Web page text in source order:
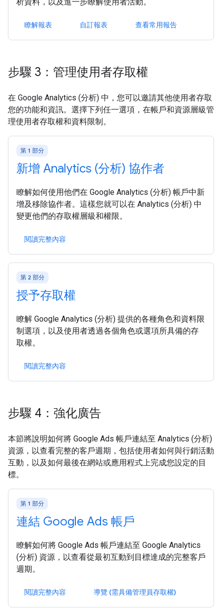
瞭解報表 自訂報表 查看常用報告
步驟 3：管理使用者存取權
在 Google Analytics (分析) 中，您可以邀請其他使用者存取
您的功能和資訊。選擇下列任一選項，在帳戶和資源層級管
理使用者存取權和資料限制。
第 1 部分
新增 Analytics (分析) 協作者
瞭解如何使用他們在 Google Analytics (分析) 帳戶中新
增及移除協作者。這樣您就可以在 Analytics (分析) 中
變更他們的存取權層級和權限。
閱讀完整內容
第 2 部分
授予存取權
瞭解 Google Analytics (分析) 提供的各種角色和資料限
制選項，以及使用者透過各個角色或選項所具備的存
取權。
閱讀完整內容
步驟 4：強化廣告
本節將說明如何將 Google Ads 帳戶連結至 Analytics (分析)
資源，以查看完整的客戶週期，包括使用者如何與行銷活動
互動，以及如何最後在網站或應用程式上完成您設定的目
標。
第 1 部分
連結 Google Ads 帳戶
瞭解如何將 Google Ads 帳戶連結至 Google Analytics
(分析) 資源，以查看從最初互動到目標達成的完整客戶
週期。
閱讀完整內容 導覽 (需具備管理員存取權)